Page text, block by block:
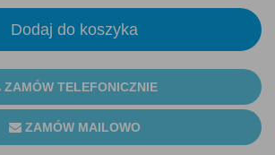
Dodaj do koszyka
ZAMÓW TELEFONICZNIE
ZAMÓW MAILOWO